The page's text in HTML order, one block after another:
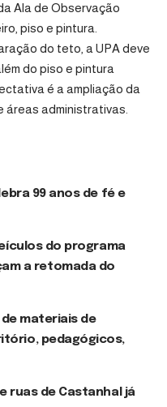
Ala de Observação
piso e pintura.
do teto, a UPA deve
do piso e pintura
é a ampliação da
áreas administrativas.
99 anos de fé e
do programa
a retomada do
materiais de
pedagógicos,
ruas de Castanhal já